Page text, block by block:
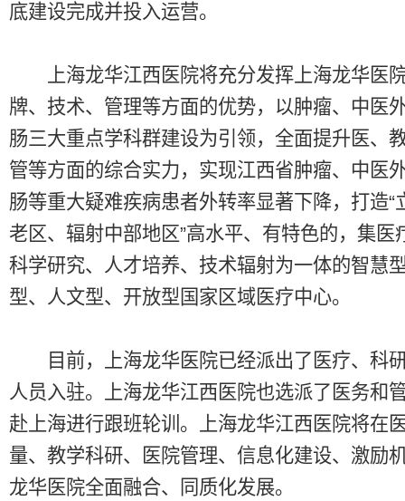
底建设完成并投入运营。
上海龙华江西医院将充分发挥上海龙华医
牌、技术、管理等方面的优势，以肿瘤、中医
肠三大重点学科群建设为引领，全面提升医、
管等方面的综合实力，实现江西省肿瘤、中医
肠等重大疑难疾病患者外转率显著下降，打造“
老区、辐射中部地区”高水平、有特色的，集医
科学研究、人才培养、技术辐射为一体的智慧
型、人文型、开放型国家区域医疗中心。
目前，上海龙华医院已经派出了医疗、科
人员入驻。上海龙华江西医院也选派了医务和
赴上海进行跟班轮训。上海龙华江西医院将在
量、教学科研、医院管理、信息化建设、激励
龙华医院全面融合、同质化发展。